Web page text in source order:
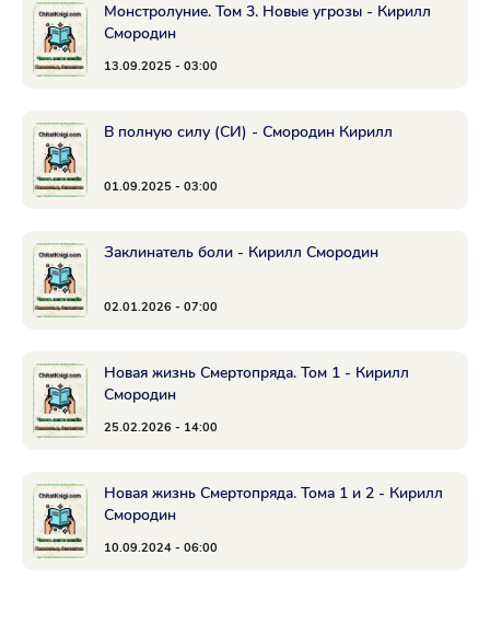
Монстролуние. Том 3. Новые угрозы - Кирилл
Смородин
13.09.2025 - 03:00
В полную силу (СИ) - Смородин Кирилл
01.09.2025 - 03:00
Заклинатель боли - Кирилл Смородин
02.01.2026 - 07:00
Новая жизнь Смертопряда. Том 1 - Кирилл
Смородин
25.02.2026 - 14:00
Новая жизнь Смертопряда. Тома 1 и 2 - Кирилл
Смородин
10.09.2024 - 06:00